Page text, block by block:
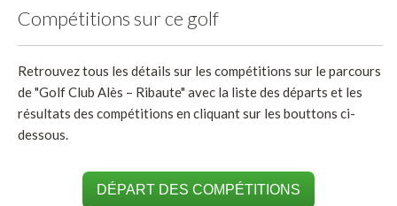
Compétitions sur ce golf
Retrouvez tous les détails sur les compétitions sur le parcours
de "Golf Club Alès – Ribaute" avec la liste des départs et les
résultats des compétitions en cliquant sur les bouttons ci-
dessous.
DÉPART DES COMPÉTITIONS